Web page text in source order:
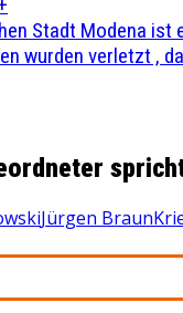
Stadt Modena ist
wurden verletzt ,
Jürgen Braun